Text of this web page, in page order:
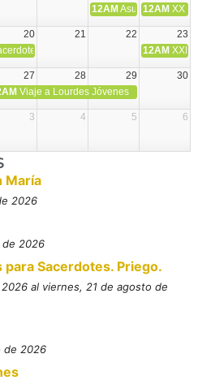
12AM Asunción de la
12AM XX
20 21 22
23
Priego. 12AM XXI
27 28 29
30
Viaje a Lourdes Jóvenes
3 4 5 6
María
2026
de 2026
Sacerdotes. Priego.
al viernes, 21 de agosto de
de 2026